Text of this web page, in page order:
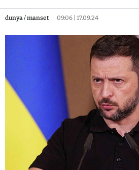
dunya / manset 09:06 | 17.09.24